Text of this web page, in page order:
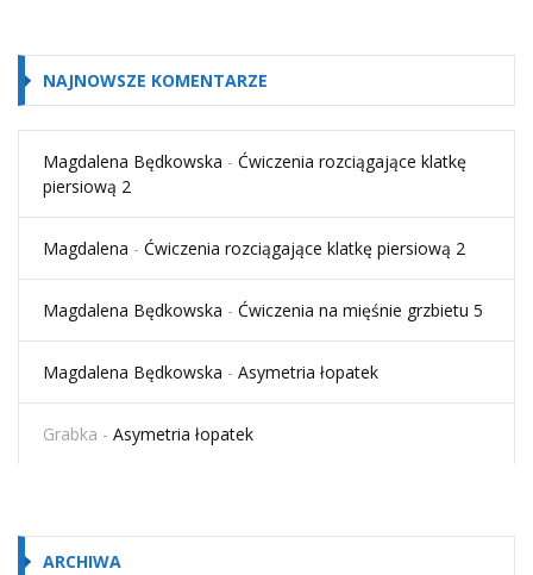
NAJNOWSZE KOMENTARZE
Magdalena Będkowska - Ćwiczenia rozciągające klatkę
piersiową 2
Magdalena - Ćwiczenia rozciągające klatkę piersiową 2
Magdalena Będkowska - Ćwiczenia na mięśnie grzbietu 5
Magdalena Będkowska - Asymetria łopatek
Grabka - Asymetria łopatek
ARCHIWA